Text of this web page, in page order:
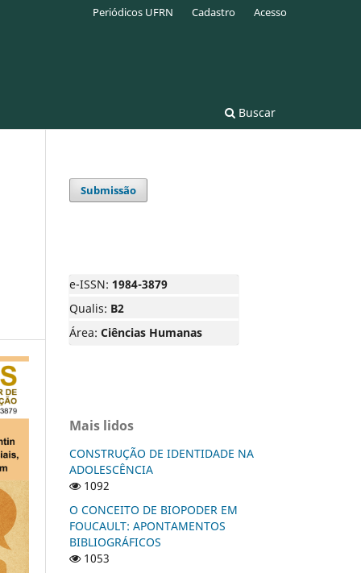
Buscar
Periódicos UFRN Cadastro Acesso
Submissão
e-ISSN: 1984-3879
Qualis: B2
Área: Ciências Humanas
Mais lidos
CONSTRUÇÃO DE IDENTIDADE NA
ADOLESCÊNCIA
1092
O CONCEITO DE BIOPODER EM
FOUCAULT: APONTAMENTOS
BIBLIOGRÁFICOS
1053